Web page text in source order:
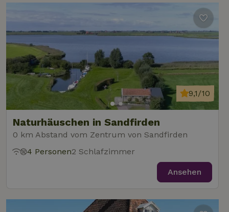
Naturhäuschen in Sandfirden
0 km Abstand vom Zentrum von Sandfirden
9,1/10
4 Personen2 Schlafzimmer
Ansehen